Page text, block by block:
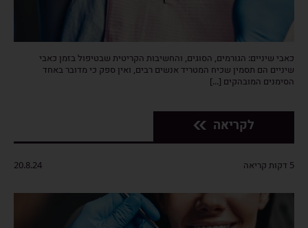
כאבי שיניים: הגורמים, הסוגים, והחשיבות הקריטית שבטיפול בזמן כאבי
שיניים הם תסמין שכיח המטריד אנשים רבים, ואין ספק כי מדובר באחד
הסימנים המובהקים [...]
לקריאה
5 דקות קריאה 20.8.24